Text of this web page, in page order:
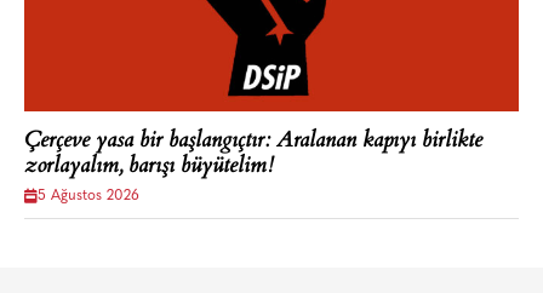
Çerçeve yasa bir başlangıçtır: Aralanan kapıyı birlikte
zorlayalım, barışı büyütelim!
5 Ağustos 2026